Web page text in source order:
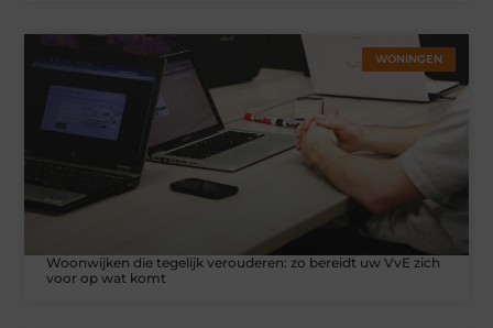
WONINGEN
Woonwijken die tegelijk verouderen: zo bereidt uw VvE zich
voor op wat komt